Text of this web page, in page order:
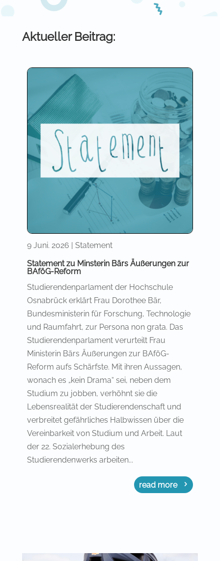
Aktueller Beitrag:
Statement zu Minsterin Bärs Äußerungen zur
BAföG-Reform
9 Juni. 2026 Statement
Studierendenparlament der Hochschule
Osnabrück erklärt Frau Dorothee Bär,
Bundesministerin für Forschung, Technologie
und Raumfahrt, zur Persona non grata. Das
Studierendenparlament verurteilt Frau
Ministerin Bärs Äußerungen zur BAföG-
Reform aufs Schärfste. Mit ihren Aussagen,
wonach es „kein Drama“ sei, neben dem
Studium zu jobben, verhöhnt sie die
Lebensrealität der Studierendenschaft und
verbreitet gefährliches Halbwissen über die
Vereinbarkeit von Studium und Arbeit. Laut
der 22. Sozialerhebung des
Studierendenwerks arbeiten...
read more